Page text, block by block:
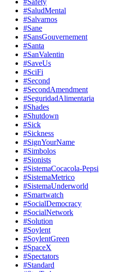
#Safety
#SaludMental
#Salvarnos
#Sane
#SansGouvernement
#Santa
#SanValentin
#SaveUs
#SciFi
#Second
#SecondAmendment
#SeguridadAlimentaria
#Shades
#Shutdown
#Sick
#Sickness
#SignYourName
#Simbolos
#Sionists
#SistemaCocacola-Pepsi
#SistemaMetrico
#SistemaUnderworld
#Smartwatch
#SocialDemocracy
#SocialNetwork
#Solution
#Soylent
#SoylentGreen
#SpaceX
#Spectators
#Standard